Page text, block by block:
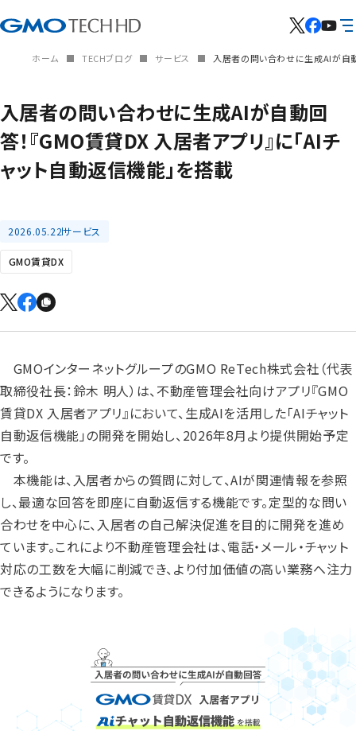
ホーム TECHブログ サービス 入居者の問い合わせに生成AIが自
入居者の問い合わせに生成AIが自動回
答！『GMO賃貸DX 入居者アプリ』に「AIチ
ャット自動返信機能」を搭載
2026.05.22サービス
GMO賃貸DX
GMOインターネットグループのGMO ReTech株式会社（代表
取締役社長：鈴木 明人）は、不動産管理会社向けアプリ『GMO
賃貸DX 入居者アプリ』において、生成AIを活用した「AIチャット
自動返信機能」の開発を開始し、2026年8月より提供開始予定
です。
本機能は、入居者からの質問に対して、AIが関連情報を参照
し、最適な回答を即座に自動返信する機能です。定型的な問い
合わせを中心に、入居者の自己解決促進を目的に開発を進め
ています。これにより不動産管理会社は、電話・メール・チャット
対応の工数を大幅に削減でき、より付加価値の高い業務へ注力
できるようになります。